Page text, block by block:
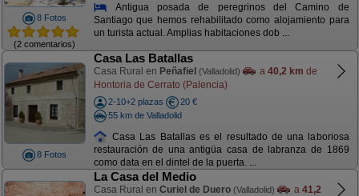
8 Fotos
(2 comentarios)
Antigua posada de peregrinos del Camino de
Santiago que hemos rehabilitado como alojamiento para
un turista actual. Amplias habitaciones dob ...
8 Fotos
Casa Las Batallas
Casa Rural en Peñafiel (Valladolid) a 40,2 km de
Hontoria de Cerrato (Palencia)
2-10+2 plazas
20 €
55 km de Valladolid
Casa Las Batallas es el resultado de una laboriosa
restauración de una antigüa casa de labranza de 1869
como data en el dintel de la puerta. ...
La Casa del Medio
Casa Rural en Curiel de Duero (Valladolid) a 41,2